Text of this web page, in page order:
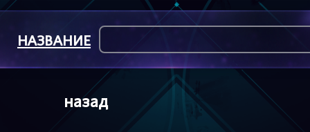
назад
НАЗВАНИЕ